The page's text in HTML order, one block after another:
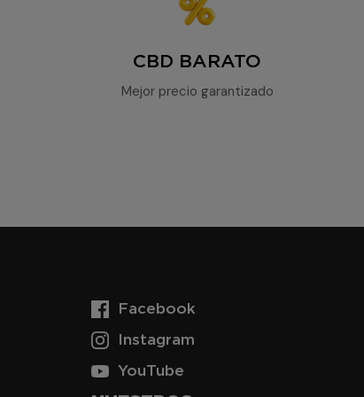
CBD BARATO
Mejor precio garantizado
Facebook
Instagram
YouTube